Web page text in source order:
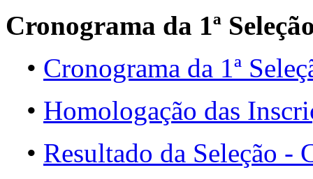
Cronograma da 1ª
• Cronograma da 1ª
• Homologação das
• Resultado da Seleção -